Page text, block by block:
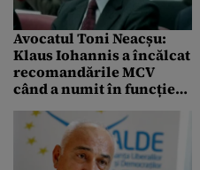
Avocatul Toni Neacșu:
Klaus Iohannis a încălcat
recomandările MCV
când a numit în funcție
negativ